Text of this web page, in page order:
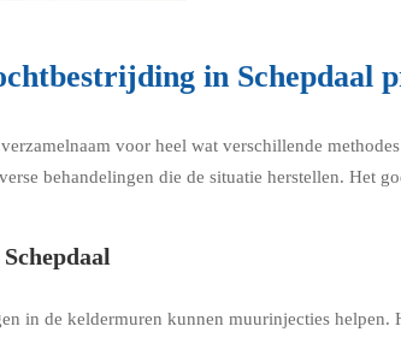
in Schepdaal
voor heel wat verschillende
behandelingen die de situatie herstellen. Het
in de keldermuren kunnen muurinjecties